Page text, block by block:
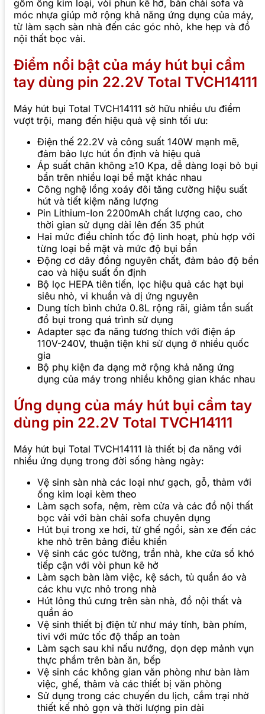
gồm ống kim loại, vòi phun kẽ hở, bàn chải sofa và
móc nhựa giúp mở rộng khả năng ứng dụng của máy,
từ làm sạch sàn nhà đến các góc nhỏ, khe hẹp và đồ
nội thất bọc vải.
Điểm nổi bật của máy hút bụi cầm
tay dùng pin 22.2V Total TVCH14111
Máy hút bụi Total TVCH14111 sở hữu nhiều ưu điểm
vượt trội, mang đến hiệu quả vệ sinh tối ưu:
Điện thế 22.2V và công suất 140W mạnh mẽ,
đảm bảo lực hút ổn định và hiệu quả
Áp suất chân không ≥10 Kpa, dễ dàng loại bỏ bụi
bẩn trên nhiều loại bề mặt khác nhau
Công nghệ lồng xoáy đôi tăng cường hiệu suất
hút và tiết kiệm năng lượng
Pin Lithium-Ion 2200mAh chất lượng cao, cho
thời gian sử dụng dài lên đến 35 phút
Hai mức điều chỉnh tốc độ linh hoạt, phù hợp với
từng loại bề mặt và mức độ bụi bẩn
Động cơ dây đồng nguyên chất, đảm bảo độ bền
cao và hiệu suất ổn định
Bộ lọc HEPA tiên tiến, lọc hiệu quả các hạt bụi
siêu nhỏ, vi khuẩn và dị ứng nguyên
Dung tích bình chứa 0.8L rộng rãi, giảm tần suất
đổ bụi trong quá trình sử dụng
Adapter sạc đa năng tương thích với điện áp
110V-240V, thuận tiện khi sử dụng ở nhiều quốc
gia
Bộ phụ kiện đa dạng mở rộng khả năng ứng
dụng của máy trong nhiều không gian khác nhau
Ứng dụng của máy hút bụi cầm tay
dùng pin 22.2V Total TVCH14111
Máy hút bụi Total TVCH14111 là thiết bị đa năng với
nhiều ứng dụng trong đời sống hàng ngày:
Vệ sinh sàn nhà các loại như gạch, gỗ, thảm với
ống kim loại kèm theo
Làm sạch sofa, nệm, rèm cửa và các đồ nội thất
bọc vải với bàn chải sofa chuyên dụng
Hút bụi trong xe hơi, từ ghế ngồi, sàn xe đến các
khe nhỏ trên bảng điều khiển
Vệ sinh các góc tường, trần nhà, khe cửa sổ khó
tiếp cận với vòi phun kẽ hở
Làm sạch bàn làm việc, kệ sách, tủ quần áo và
các khu vực nhỏ trong nhà
Hút lông thú cưng trên sàn nhà, đồ nội thất và
quần áo
Vệ sinh thiết bị điện tử như máy tính, bàn phím,
tivi với mức tốc độ thấp an toàn
Làm sạch sau khi nấu nướng, dọn dẹp mảnh vụn
thực phẩm trên bàn ăn, bếp
Vệ sinh các không gian văn phòng như bàn làm
việc, ghế, thảm và các thiết bị văn phòng
Sử dụng trong các chuyến du lịch, cắm trại nhờ
thiết kế nhỏ gọn và thời lượng pin dài